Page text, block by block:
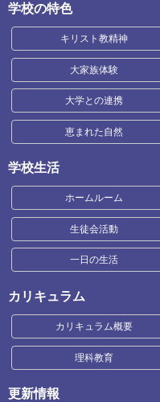
学校の特色
キリスト教精神
大家族体験
大学との連携
恵まれた自然
学校生活
ホームルーム
生徒会活動
一日の生活
カリキュラム
カリキュラム概要
理科教育
更新情報